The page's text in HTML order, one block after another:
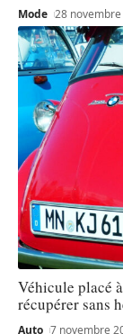
Mode 28
Véhicule placé
récupérer sans
Auto 7 novembre